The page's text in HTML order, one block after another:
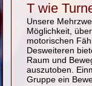
T wie
Unsere
Möglichkeit,
motorischen
Desweiteren
Raum und
auszutoben.
Gruppe ein